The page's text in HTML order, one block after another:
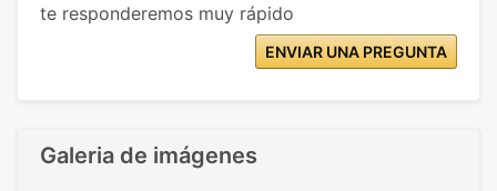
te responderemos muy rápido
ENVIAR UNA PREGUNTA
Galeria de imágenes